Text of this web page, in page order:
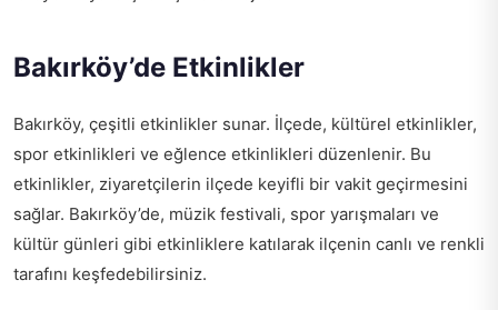
Bakırköy’de Etkinlikler
Bakırköy, çeşitli etkinlikler sunar. İlçede, kültürel etkinlikler,
spor etkinlikleri ve eğlence etkinlikleri düzenlenir. Bu
etkinlikler, ziyaretçilerin ilçede keyifli bir vakit geçirmesini
sağlar. Bakırköy’de, müzik festivali, spor yarışmaları ve
kültür günleri gibi etkinliklere katılarak ilçenin canlı ve renkli
tarafını keşfedebilirsiniz.